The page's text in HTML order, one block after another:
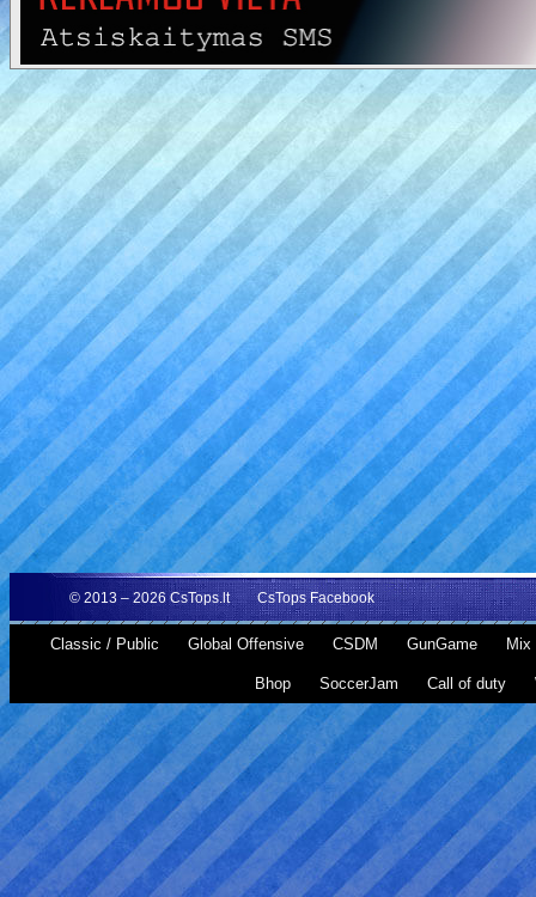
© 2013 – 2026 CsTops.lt CsTops Facebook
Classic / Public Global Offensive CSDM GunGame Mix
Bhop SoccerJam Call of duty